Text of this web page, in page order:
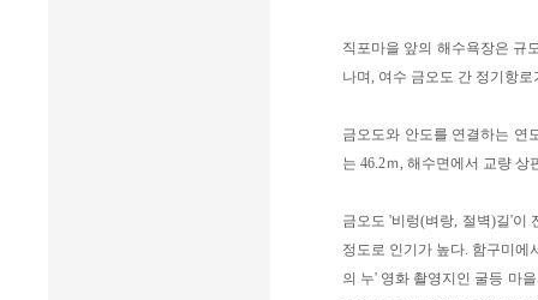
직포마을 앞의 해수욕장은 규
나며, 여수 금오도 간 정기항
금오도와 안도를 연결하는 연
는 46.2ｍ, 해수면에서 교량 상
금오도 '비렁(벼랑, 절벽)길'이
정도로 인기가 높다. 함구미에
의 누' 영화 촬영지인 굴등 마